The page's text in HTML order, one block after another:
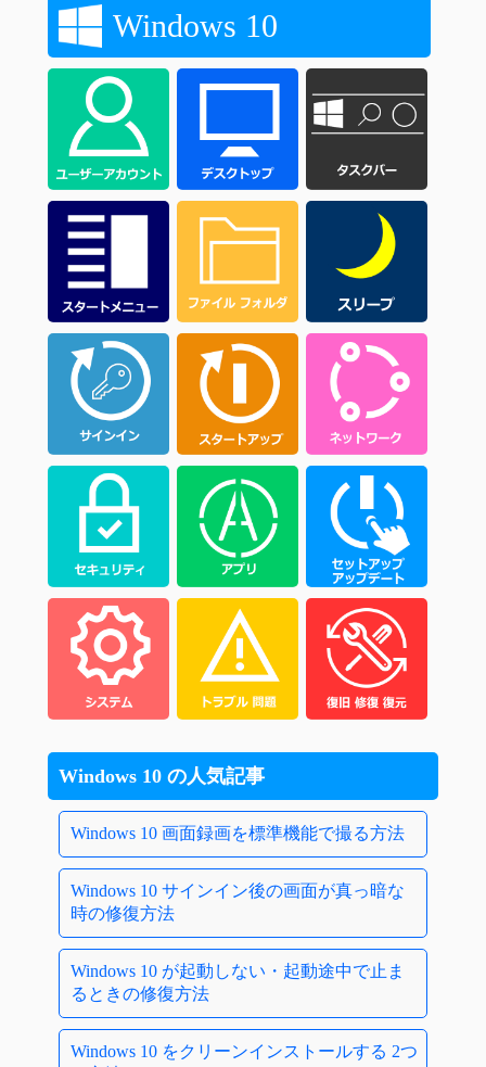
Windows 10
Windows 10 の人気記事
Windows 10 画面録画を標準機能で撮る方法
Windows 10 サインイン後の画面が真っ暗な
時の修復方法
Windows 10 が起動しない・起動途中で止ま
るときの修復方法
Windows 10 をクリーンインストールする 2つ